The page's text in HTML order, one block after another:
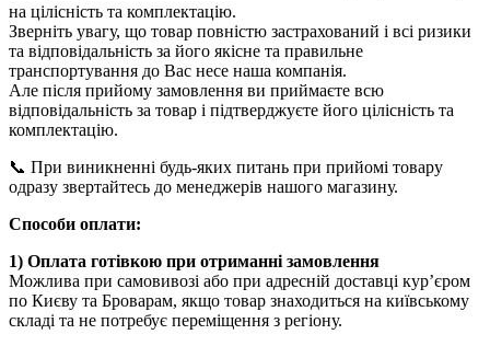
на цілісність та комплектацію.
Зверніть увагу, що товар повністю застрахований і всі ризики
та відповідальність за його якісне та правильне
транспортування до Вас несе наша компанія.
Але після прийому замовлення ви приймаєте всю
відповідальність за товар і підтверджуєте його цілісність та
комплектацію.
📞 При виникненні будь-яких питань при прийомі товару
одразу звертайтесь до менеджерів нашого магазину.
Способи оплати:
1) Оплата готівкою при отриманні замовлення
Можлива при самовивозі або при адресній доставці кур’єром
по Києву та Броварам, якщо товар знаходиться на київському
складі та не потребує переміщення з регіону.